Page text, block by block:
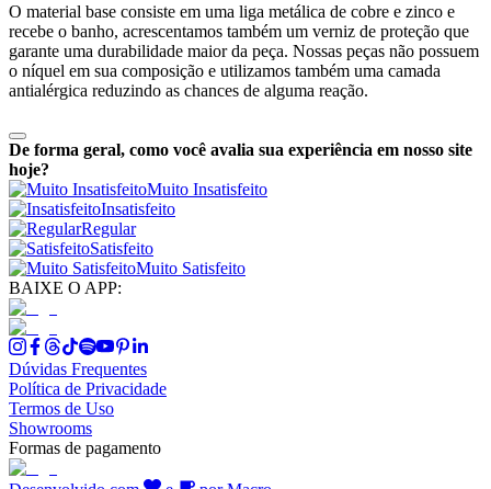
O material base consiste em uma liga metálica de cobre e zinco e
recebe o banho, acrescentamos também um verniz de proteção que
garante uma durabilidade maior da peça. Nossas peças não possuem
o níquel em sua composição e utilizamos também uma camada
antialérgica reduzindo as chances de alguma reação.
De forma geral, como você avalia sua experiência em nosso site
hoje?
Muito Insatisfeito
Insatisfeito
Regular
Satisfeito
Muito Satisfeito
BAIXE O APP:
Dúvidas Frequentes
Política de Privacidade
Termos de Uso
Showrooms
Formas de pagamento